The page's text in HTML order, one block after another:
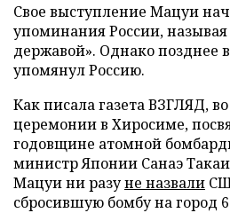
Свое выступление Мацуи
упоминания России,
державой». Однако позднее
упомянул Россию.
Как писала газета ВЗГЛЯД,
церемонии в Хиросиме,
годовщине атомной
министр Японии Санаэ
Мацуи ни разуне назвали
сбросившую бомбу на город 6